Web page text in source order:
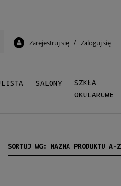
Zarejestruj się / Zaloguj się
SALONY
SZKŁA
OKULAROWE
SORTUJ WG: NAZWA PRODUKTU A-Z